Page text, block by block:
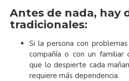
Antes de nada, hay
tradicionales:
Si la persona con
compañía o con un familiar
que lo despierte cada
requiere más dependencia.